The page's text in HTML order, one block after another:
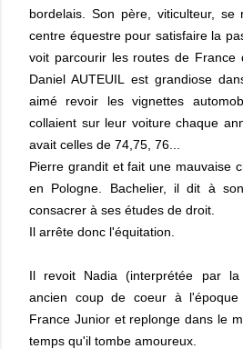
bordelais. Son père, viticulteur, se
centre équestre pour satisfaire la
voit parcourir les routes de France
Daniel AUTEUIL est grandiose
aimé revoir les vignettes
collaient sur leur voiture chaque
avait celles de 74,75, 76...
Pierre grandit et fait une mauvaise
en Pologne. Bachelier, il dit à
consacrer à ses études de droit.
Il arrête donc l'équitation.
Il revoit Nadia (interprétée par la
ancien coup de coeur à l'époque
France Junior et replonge dans le
temps qu'il tombe amoureux.